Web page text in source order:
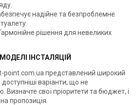
надійне та безпроблемне
рішення для невеликих
ІНСТАЛЯЦІЙ
point.com.ua представлений широкий
варіанти, що не
Визначте свої пріоритети та бюджет, і
пропозиція.